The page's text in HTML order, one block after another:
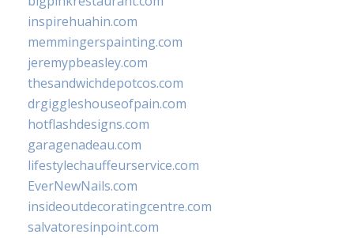
inspirehuahin.com
memmingerspainting.com
jeremypbeasley.com
thesandwichdepotcos.com
drgiggleshouseofpain.com
hotflashdesigns.com
garagenadeau.com
lifestylechauffeurservice.com
EverNewNails.com
insideoutdecoratingcentre.com
salvatoresinpoint.com